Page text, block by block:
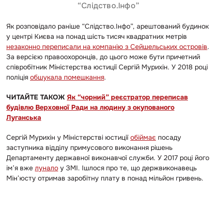
“Слідство.Інфо”
Як розповідало раніше “Слідство.Інфо”, арештований будинок
у центрі Києва на понад шість тисяч квадратних метрів
незаконно переписали на компанію з Сейшельських островів.
За версією правоохоронців, до цього може бути причетний
співробітник Міністерства юстиції Сергій Мурихін. У 2018 році
поліція обшукала помешкання.
ЧИТАЙТЕ ТАКОЖ Як “чорний” реєстратор переписав
будівлю Верховної Ради на людину з окупованого
Луганська
Сергій Мурихін у Міністерстві юстиціїобіймає посаду
заступника відділу примусового виконання рішень
Департаменту державної виконавчої служби. У 2017 році його
ім’я вже лунало у ЗМІ. Ішлося про те, що держвиконавець
Мін’юсту отримав заробітну плату в понад мільйон гривень.